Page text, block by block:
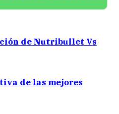
de Nutribullet Vs
de las mejores